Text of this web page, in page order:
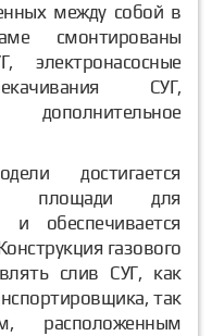
между собой в
смонтированы
электронасосные
СУГ,
достигается
площади для
и обеспечивается
газового
слив СУГ, как
так
расположенным